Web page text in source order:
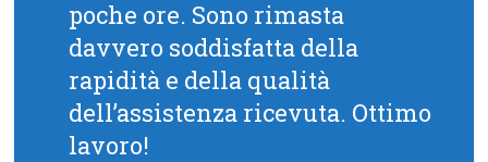
poche ore. Sono rimasta
davvero soddisfatta della
rapidità e della qualità
dell’assistenza ricevuta. Ottimo
lavoro!